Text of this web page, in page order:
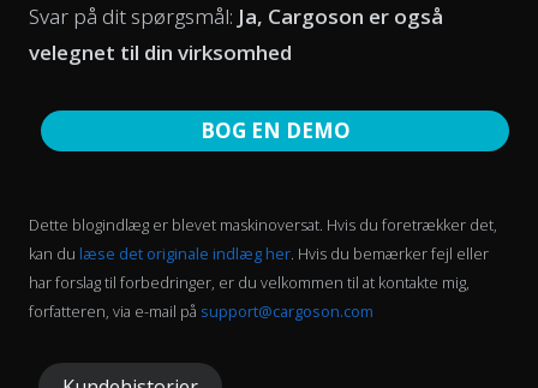
Svar på dit spørgsmål: Ja, Cargoson er også
velegnet til din virksomhed
BOG EN DEMO
Dette blogindlæg er blevet maskinoversat. Hvis du foretrækker det,
kan du læse det originale indlæg her. Hvis du bemærker fejl eller
har forslag til forbedringer, er du velkommen til at kontakte mig,
forfatteren, via e-mail på support@cargoson.com